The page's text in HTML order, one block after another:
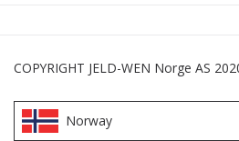
COPYRIGHT JELD-WEN Norge AS
Norway